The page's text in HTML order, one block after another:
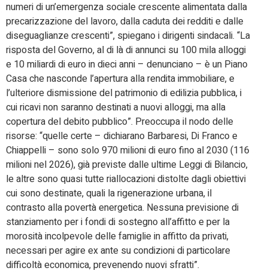
numeri di un’emergenza sociale crescente alimentata dalla
precarizzazione del lavoro, dalla caduta dei redditi e dalle
diseguaglianze crescenti”, spiegano i dirigenti sindacali. “La
risposta del Governo, al di là di annunci su 100 mila alloggi
e 10 miliardi di euro in dieci anni – denunciano – è un Piano
Casa che nasconde l’apertura alla rendita immobiliare, e
l’ulteriore dismissione del patrimonio di edilizia pubblica, i
cui ricavi non saranno destinati a nuovi alloggi, ma alla
copertura del debito pubblico”. Preoccupa il nodo delle
risorse: “quelle certe – dichiarano Barbaresi, Di Franco e
Chiappelli – sono solo 970 milioni di euro fino al 2030 (116
milioni nel 2026), già previste dalle ultime Leggi di Bilancio,
le altre sono quasi tutte riallocazioni distolte dagli obiettivi
cui sono destinate, quali la rigenerazione urbana, il
contrasto alla povertà energetica. Nessuna previsione di
stanziamento per i fondi di sostegno all’affitto e per la
morosità incolpevole delle famiglie in affitto da privati,
necessari per agire ex ante su condizioni di particolare
difficoltà economica, prevenendo nuovi sfratti”.